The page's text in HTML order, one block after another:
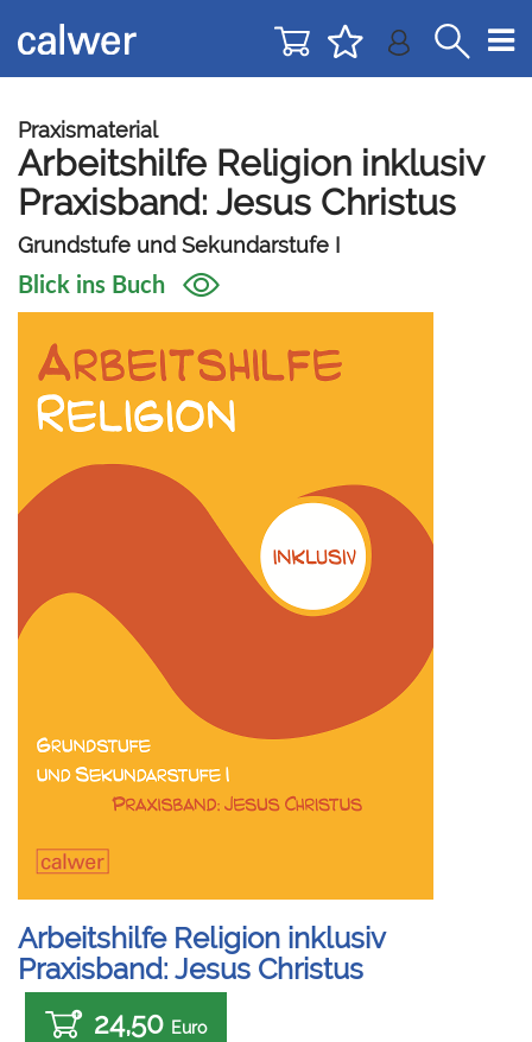
zur
Navigation
zum
Inhalt
Praxismaterial
Arbeitshilfe Religion inklusiv
Praxisband: Jesus Christus
Grundstufe und Sekundarstufe I
Blick ins Buch
Arbeitshilfe Religion inklusiv
Praxisband: Jesus Christus
24,50 Euro